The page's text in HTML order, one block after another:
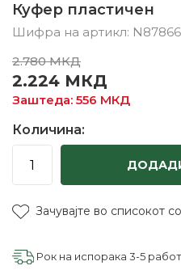
Куфер пластичен
Шифра на артикл: N87866
2.780 МКД
2.224 МКД
Заштеда: 556 МКД
Количина:
Зачувајте во списокот
Рок на испорака 3-5